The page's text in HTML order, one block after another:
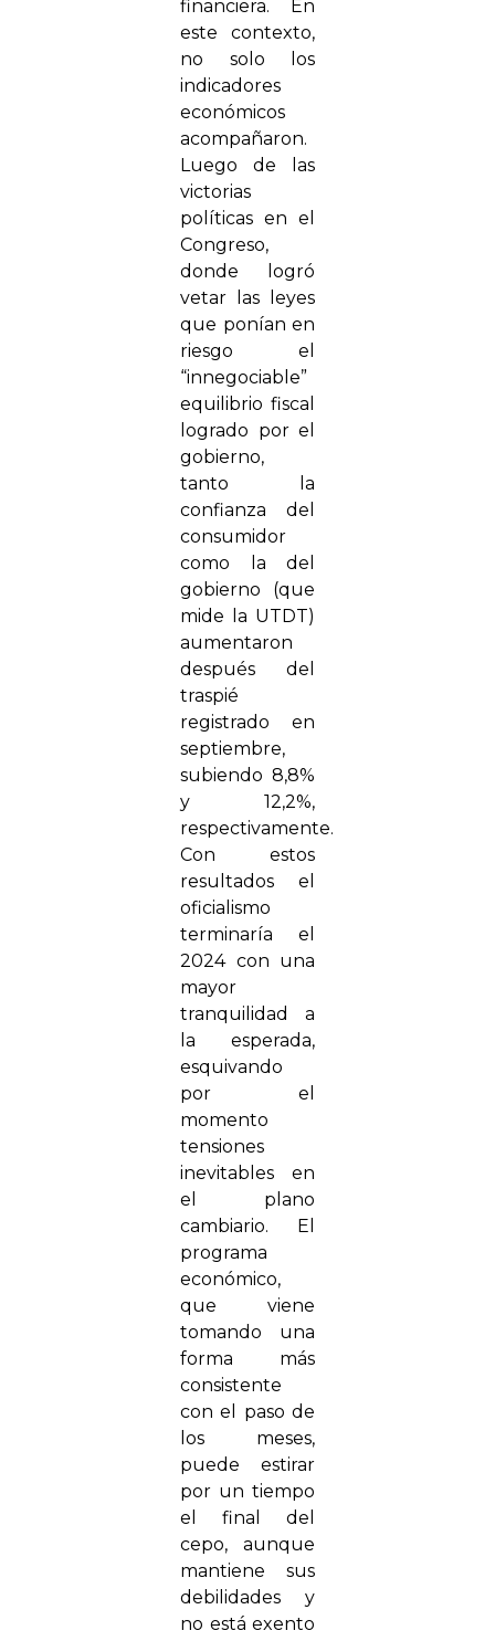
financiera. En
este contexto,
no solo los
indicadores
económicos
acompañaron.
Luego de las
victorias
políticas en el
Congreso,
donde logró
vetar las leyes
que ponían en
riesgo el
“innegociable”
equilibrio fiscal
logrado por el
gobierno,
tanto la
confianza del
consumidor
como la del
gobierno (que
mide la UTDT)
aumentaron
después del
traspié
registrado en
septiembre,
subiendo 8,8%
y 12,2%,
respectivamente.
Con estos
resultados el
oficialismo
terminaría el
2024 con una
mayor
tranquilidad a
la esperada,
esquivando
por el
momento
tensiones
inevitables en
el plano
cambiario. El
programa
económico,
que viene
tomando una
forma más
consistente
con el paso de
los meses,
puede estirar
por un tiempo
el final del
cepo, aunque
mantiene sus
debilidades y
no está exento